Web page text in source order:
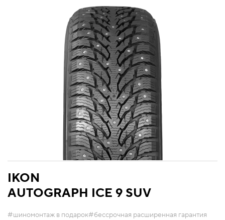
IKON
AUTOGRAPH ICE 9 SUV
#шиномонтаж в подарок#бессрочная расширенная гарантия